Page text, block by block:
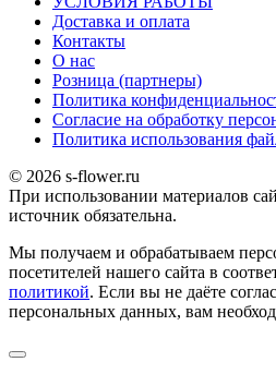
Доставка и оплата
Контакты
О наc
Розница (партнеры)
Политика
Согласие на обработку
Политика использования
© 2026 s-flower.ru
При использовании материалов
источник обязательна.
Мы получаем и обрабатываем
посетителей нашего сайта в
политикой. Если вы не даёте
персональных данных, вам